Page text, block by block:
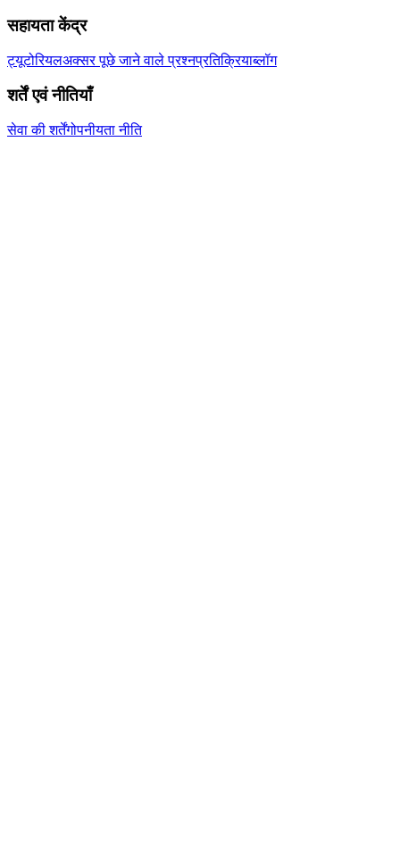
सहायता केंद्र
ट्यूटोरियलअक्सर पूछे जाने वाले प्रश्नप्रतिक्रियाब्लॉग
शर्तें एवं नीतियाँ
सेवा की शर्तेंगोपनीयता नीति